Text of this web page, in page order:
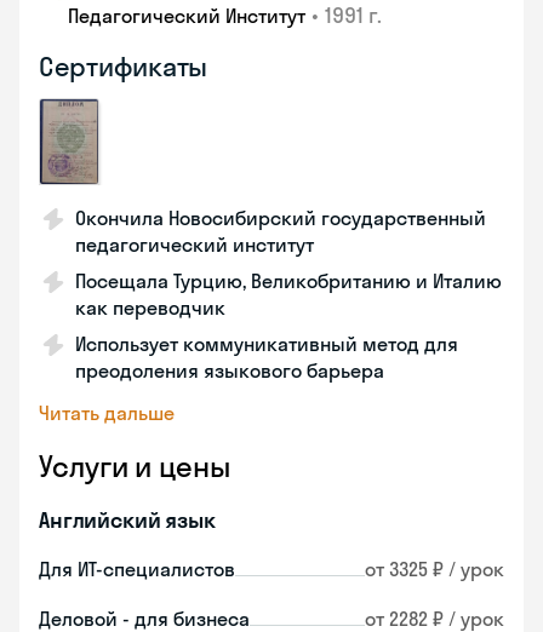
Педагогический Институт • 1991 г.
Сертификаты
Окончила Новосибирский государственный
педагогический институт
Посещала Турцию, Великобританию и Италию
как переводчик
Использует коммуникативный метод для
преодоления языкового барьера
Читать дальше
Услуги и цены
Английский язык
Для ИТ-специалистов от 3325 ₽ / урок
Деловой - для бизнеса от 2282 ₽ / урок